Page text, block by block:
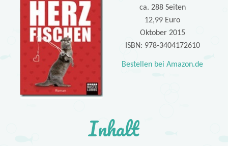
ca. 288 Seiten
12,99 Euro
Oktober 2015
ISBN: 978-3404172610
Bestellen bei Amazon.de
Inhalt